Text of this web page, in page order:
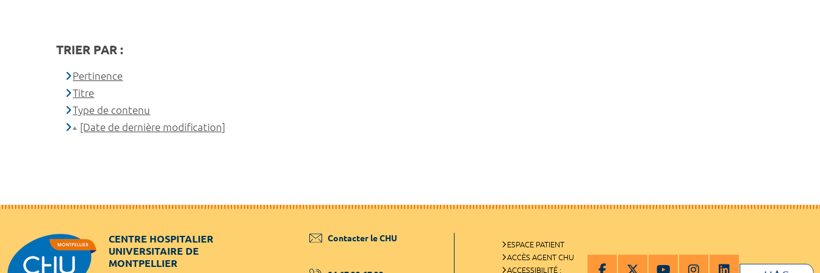
TRIER PAR :
Pertinence
Titre
Type de contenu
[Date de dernière modification]
CENTRE HOSPITALIER
UNIVERSITAIRE DE
MONTPELLIER
Contacter le CHU
ESPACE PATIENT
ACCÈS AGENT CHU
ACCESSIBILITÉ :